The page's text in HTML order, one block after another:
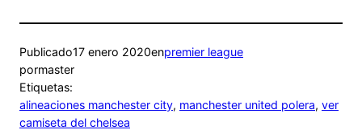
Publicado17 enero 2020enpremier league
pormaster
Etiquetas:
alineaciones manchester city, manchester united polera, ver
camiseta del chelsea